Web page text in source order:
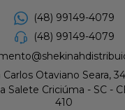
(48) 99149-4079
(48) 99149-4079
Carlos Otaviano Seara,
Salete Criciúma - SC -
410